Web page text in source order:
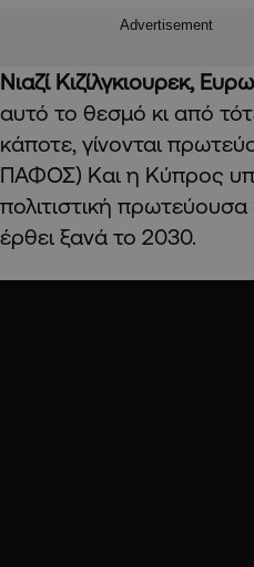
Advertisement
Νιαζί Κιζίλγκιουρεκ,
αυτό το θεσμό κι από
κάποτε, γίνονται
ΠΑΦΟΣ) Και η Κύπρος
πολιτιστική
έρθει ξανά το 2030.